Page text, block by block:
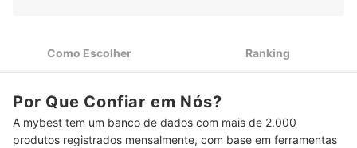
Para Transferir suas Fotos com Praticidade, Opte por Modelos
com Wi-Fi ou Bluetooth
5
Escolha o Porta-Retrato Digital Compatível com o Formato de
Opte por Modelo com Controle Remoto para Configurar as
Como Escolher Ranking
Por Que Confiar em Nós?
A mybest tem um banco de dados com mais de 2.000
produtos registrados mensalmente, com base em ferramentas